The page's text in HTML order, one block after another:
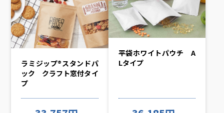
ラミジップ®スタンドパ
ック クラフト窓付タイ
プ
平袋ホワイトパウチ A
Lタイプ